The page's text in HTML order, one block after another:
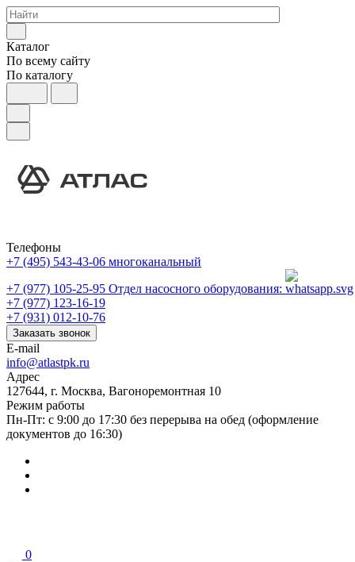
Каталог
По всему сайту
По каталогу
Телефоны
+7 (495) 543-43-06 многоканальный
+7 (977) 105-25-95 Отдел насосного оборудования:
+7 (977) 123-16-19
+7 (931) 012-10-76
Заказать звонок
E-mail
info@atlastpk.ru
Адрес
127644, г. Москва, Вагоноремонтная 10
Режим работы
Пн-Пт: с 9:00 до 17:30 без перерыва на обед (оформление
документов до 16:30)
0